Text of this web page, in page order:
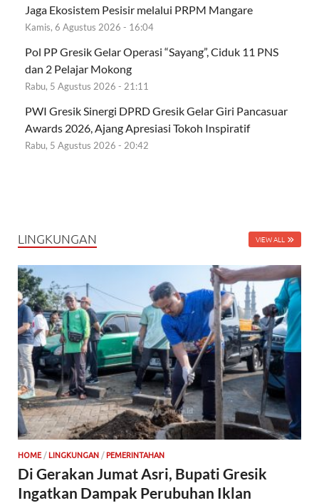
Jaga Ekosistem Pesisir melalui PRPM Mangare
Kamis, 6 Agustus 2026 - 16:04
Pol PP Gresik Gelar Operasi “Sayang”, Ciduk 11 PNS
dan 2 Pelajar Mokong
Rabu, 5 Agustus 2026 - 21:11
PWI Gresik Sinergi DPRD Gresik Gelar Giri Pancasuar
Awards 2026, Ajang Apresiasi Tokoh Inspiratif
Rabu, 5 Agustus 2026 - 20:42
LINGKUNGAN VIEW ALL
HOME/ LINGKUNGAN / PEMERINTAHAN
Di Gerakan Jumat Asri, Bupati Gresik
Ingatkan Dampak Perubuhan Iklan